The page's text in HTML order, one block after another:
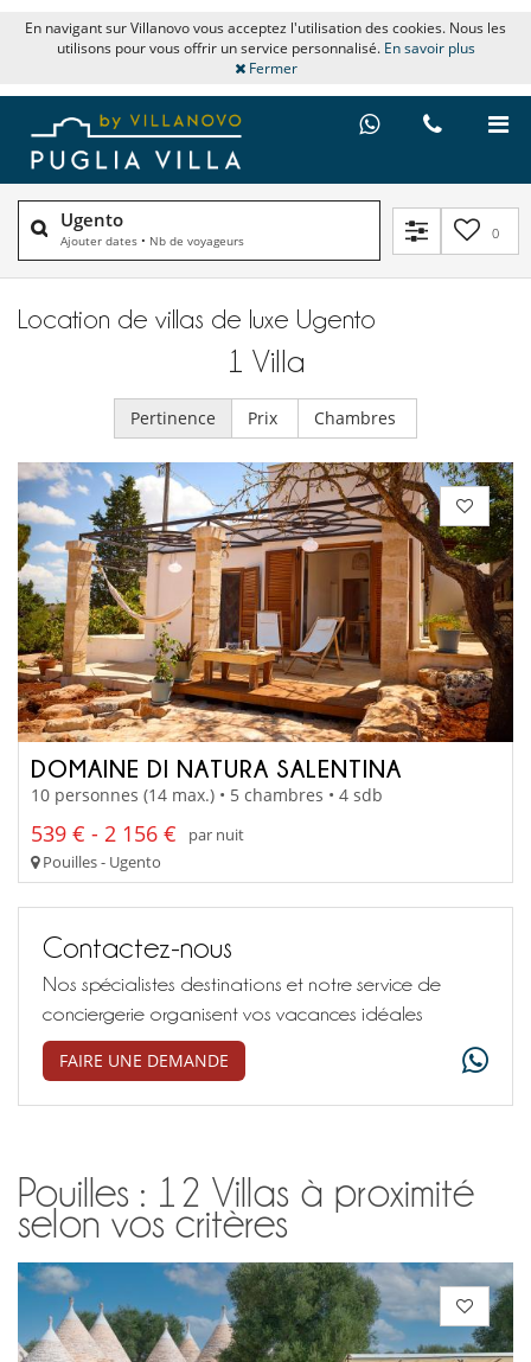
En navigant sur Villanovo vous acceptez l'utilisation des cookies. Nous les
utilisons pour vous offrir un service personnalisé. En savoir plus
Fermer
Ugento
Ajouter dates • Nb de voyageurs 0
Location de villas de luxe Ugento
1 Villa
Pertinence Prix Chambres
DOMAINE DI NATURA SALENTINA
10 personnes (14 max.) • 5 chambres • 4 sdb
539 € - 2 156 €
par nuit
Pouilles - Ugento
Contactez-nous
Nos spécialistes destinations et notre service de
conciergerie organisent vos vacances idéales
FAIRE UNE DEMANDE
Pouilles : 12 Villas à proximité
selon vos critères